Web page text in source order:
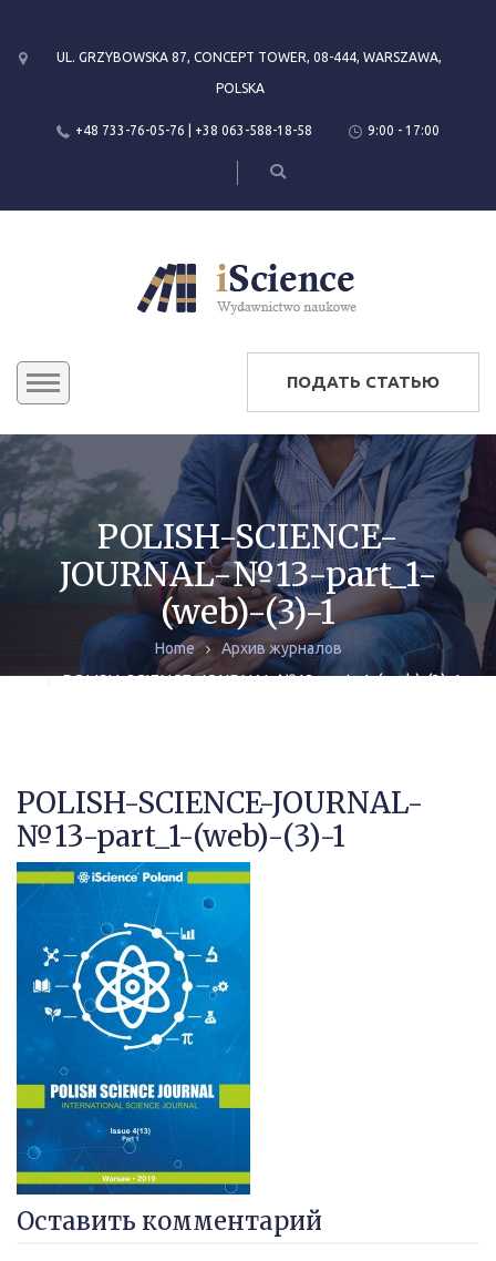
UL. GRZYBOWSKA 87, CONCEPT TOWER, 08-444, WARSZAWA,
POLSKA
+48 733-76-05-76 | +38 063-588-18-58 9:00 - 17:00
КОНФЕРЕНЦИИ
ЖУРНАЛЫ
МОНОГРАФИИ
ПОДАТЬ СТАТЬЮ
POLISH-SCIENCE-
JOURNAL-№13-part_1-
(web)-(3)-1
Home Архив журналов
POLISH-SCIENCE-JOURNAL-№13-part_1-(web)-(3)-1
POLISH-SCIENCE-JOURNAL-
№13-part_1-(web)-(3)-1
Оставить комментарий